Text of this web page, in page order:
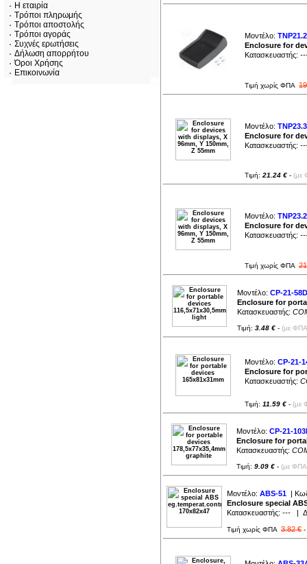
Η εταιρία
Τρόποι πληρωμής
Τρόποι αποστολής
Τρόποι αγοράς
Συχνές ερωτήσεις
Δήλωση απορρήτου
Όροι Χρήσης
Επικοινωνία
Μοντέλο:
Enclosure for
Κατασκευαστής:
Τιμή χωρίς ΦΠΑ
Μοντέλο:
Enclosure for
Κατασκευαστής:
Τιμή: 21.24 € - (με
Μοντέλο:
Enclosure for
Κατασκευαστής:
Τιμή χωρίς ΦΠΑ
Μοντέλο: CP-21-
Enclosure for
Κατασκευαστής:
Τιμή: 3.48 € - (με
Μοντέλο: CP-21-
Enclosure for
Κατασκευαστής:
Τιμή: 11.59 € - (με
Μοντέλο: CP-21-
Enclosure for
Κατασκευαστής:
Τιμή: 9.09 € - (με
Μοντέλο: ABS-51 |
Enclosure special
Κατασκευαστής: --- |
Τιμή χωρίς ΦΠΑ 3.82 € -